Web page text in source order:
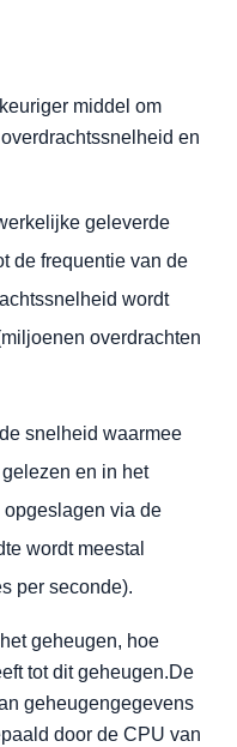
middel om
en
geleverde
de frequentie van de
wordt
overdrachten
snelheid waarmee
en in het
via de
wordt meestal
per seconde).
geheugen, hoe
tot dit geheugen.De
geheugengegevens
door de CPU van